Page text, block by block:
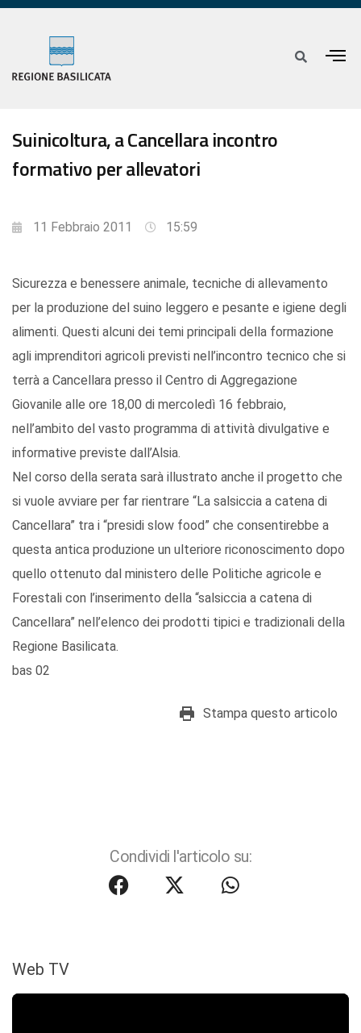
Suinicoltura, a Cancellara incontro
formativo per allevatori
11 Febbraio 2011 15:59
Sicurezza e benessere animale, tecniche di allevamento
per la produzione del suino leggero e pesante e igiene degli
alimenti. Questi alcuni dei temi principali della formazione
agli imprenditori agricoli previsti nell’incontro tecnico che si
terrà a Cancellara presso il Centro di Aggregazione
Giovanile alle ore 18,00 di mercoledì 16 febbraio,
nell’ambito del vasto programma di attività divulgative e
informative previste dall’Alsia.
Nel corso della serata sarà illustrato anche il progetto che
si vuole avviare per far rientrare “La salsiccia a catena di
Cancellara” tra i “presidi slow food” che consentirebbe a
questa antica produzione un ulteriore riconoscimento dopo
quello ottenuto dal ministero delle Politiche agricole e
Forestali con l’inserimento della “salsiccia a catena di
Cancellara” nell’elenco dei prodotti tipici e tradizionali della
Regione Basilicata.
bas 02
Stampa questo articolo
Condividi l'articolo su:
Web TV